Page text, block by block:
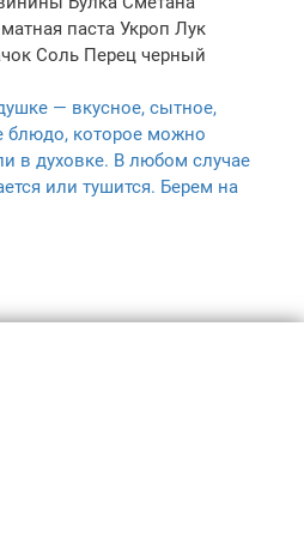
паста Укроп Лук
Соль Перец черный
— вкусное, сытное,
блюдо, которое можно
в духовке. В любом случае
или тушится. Берем на